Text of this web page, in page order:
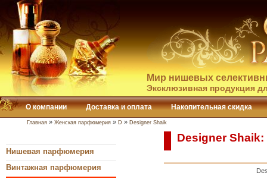
Мир нишевых
Эксклюзивная продукция
О компании Доставка и оплата Накопительная скидка
Главная » Женская парфюмерия » D » Designer Shaik
Нишевая парфюмерия
Винтажная парфюмерия
Designer